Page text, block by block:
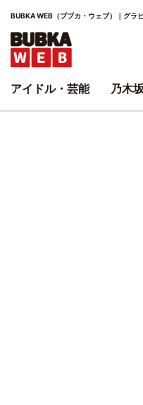
BUBKA WEB（ブブカ・ウェブ）｜グラ
アイドル・芸能 乃木